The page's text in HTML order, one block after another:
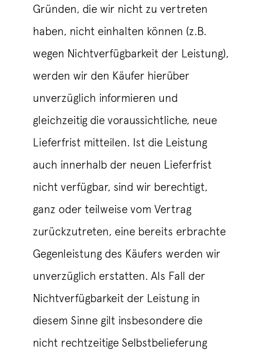
Gründen, die wir nicht zu vertreten
haben, nicht einhalten können (z.B.
wegen Nichtverfügbarkeit der Leistung),
werden wir den Käufer hierüber
unverzüglich informieren und
gleichzeitig die voraussichtliche, neue
Lieferfrist mitteilen. Ist die Leistung
auch innerhalb der neuen Lieferfrist
nicht verfügbar, sind wir berechtigt,
ganz oder teilweise vom Vertrag
zurückzutreten, eine bereits erbrachte
Gegenleistung des Käufers werden wir
unverzüglich erstatten. Als Fall der
Nichtverfügbarkeit der Leistung in
diesem Sinne gilt insbesondere die
nicht rechtzeitige Selbstbelieferung